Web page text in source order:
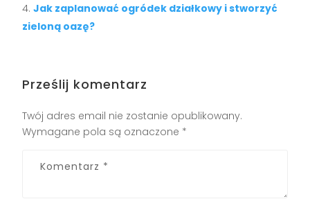
Jak zaplanować ogródek działkowy i stworzyć
zieloną oazę?
Prześlij komentarz
Twój adres email nie zostanie opublikowany.
Wymagane pola są oznaczone *